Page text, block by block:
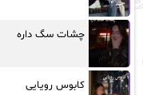
چشات سگ داره
کابوس رویایی